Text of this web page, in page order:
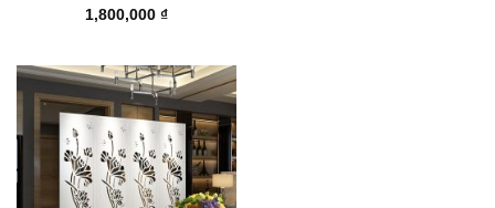
Được
1,800,000 ₫